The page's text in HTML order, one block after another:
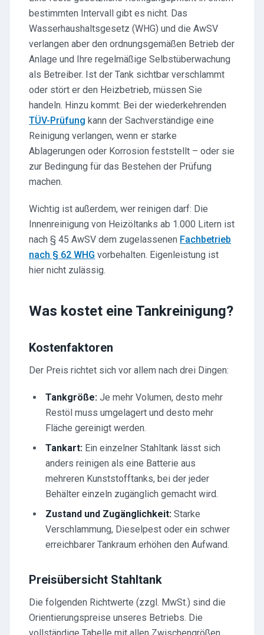
bestimmten Intervall gibt es nicht. Das
Wasserhaushaltsgesetz (WHG) und die AwSV
verlangen aber den ordnungsgemäßen Betrieb der
Anlage und Ihre regelmäßige Selbstüberwachung
als Betreiber. Ist der Tank sichtbar verschlammt
oder stört er den Heizbetrieb, müssen Sie
handeln. Hinzu kommt: Bei der wiederkehrenden
TÜV-Prüfung kann der Sachverständige eine
Reinigung verlangen, wenn er starke
Ablagerungen oder Korrosion feststellt – oder sie
zur Bedingung für das Bestehen der Prüfung
machen.
Wichtig ist außerdem, wer reinigen darf: Die
Innenreinigung von Heizöltanks ab 1.000 Litern ist
nach § 45 AwSV dem zugelassenen Fachbetrieb
nach § 62 WHG vorbehalten. Eigenleistung ist
hier nicht zulässig.
Was kostet eine Tankreinigung?
Kostenfaktoren
Der Preis richtet sich vor allem nach drei Dingen:
Tankgröße: Je mehr Volumen, desto mehr
Restöl muss umgelagert und desto mehr
Fläche gereinigt werden.
Tankart: Ein einzelner Stahltank lässt sich
anders reinigen als eine Batterie aus
mehreren Kunststofftanks, bei der jeder
Behälter einzeln zugänglich gemacht wird.
Zustand und Zugänglichkeit: Starke
Verschlammung, Dieselpest oder ein schwer
erreichbarer Tankraum erhöhen den Aufwand.
Preisübersicht Stahltank
Die folgenden Richtwerte (zzgl. MwSt.) sind die
Orientierungspreise unseres Betriebs. Die